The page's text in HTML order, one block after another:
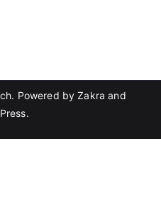
. Powered byZakra and
.